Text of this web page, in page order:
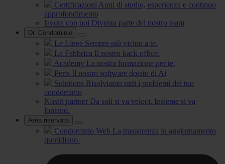
Certificazioni Anni di studio, esperienza e continuo
approfondimento
lavora con noi Diventa parte del nostro team
Dr. Condominio
Le Linee Sempre più vicino a te.
La Fabbrica Il nostro back office.
Academy La nostra formazione per te.
Peris Il nostro software dotato di Ai
Solutions Risolviamo tutti i problemi del tuo
condominio
Nostri partner Da soli si va veloci. Insieme si va
lontano.
Area riservata
Condominio Web La trasparenza in aggiornamento
quotidiano.